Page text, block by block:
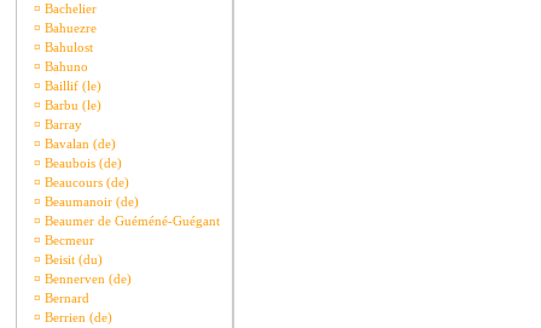
¤ Bachelier
¤ Bahuezre
¤ Bahulost
¤ Bahuno
¤ Baillif (le)
¤ Barbu (le)
¤ Barray
¤ Bavalan (de)
¤ Beaubois (de)
¤ Beaucours (de)
¤ Beaumanoir (de)
¤ Beaumer de Guéméné-Guégant
¤ Becmeur
¤ Beisit (du)
¤ Bennerven (de)
¤ Bernard
¤ Berrien (de)